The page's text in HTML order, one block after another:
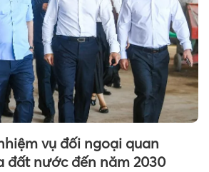
vụ đối ngoại quan
đất nước đến năm 2030